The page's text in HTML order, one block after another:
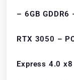
– 6GB GDDR6
RTX 3050 –
Express 4.0 x8